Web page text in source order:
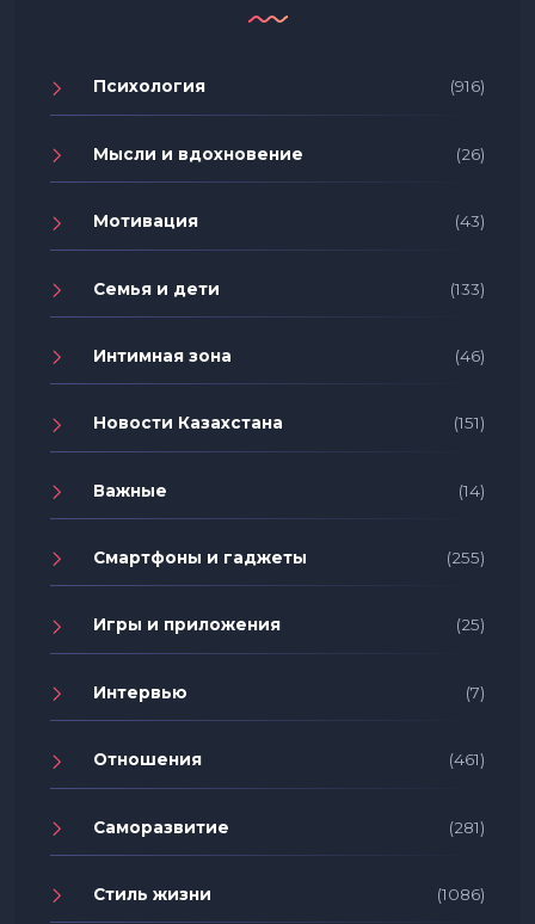
Психология (916)
Мысли и вдохновение (26)
Мотивация (43)
Семья и дети (133)
Интимная зона (46)
Новости Казахстана (151)
Важные (14)
Смартфоны и гаджеты (255)
Игры и приложения (25)
Интервью (7)
Отношения (461)
Саморазвитие (281)
Стиль жизни (1086)